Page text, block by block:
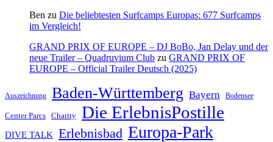
Ben zu Die beliebtesten Surfcamps Europas: 677 Surfcamps
im Vergleich!
GRAND PRIX OF EUROPE – DJ BoBo, Jan Delay und der
neue Trailer – Quadruvium Club zu GRAND PRIX OF
EUROPE – Official Trailer Deutsch (2025)
Auszeichnung Baden-Württemberg Bayern Bodensee
Center Parcs Charity Die ErlebnisPostille
DIVE TALK Erlebnisbad Europa-Park